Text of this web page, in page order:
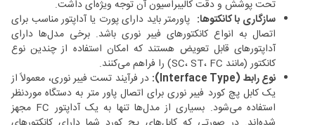
تحت پوشش و دقت کالیبراسیون آن توجه ویژه‌ای داشت.
سازگاری با کانکتوها: پاورمتر باید دارای پورت یا آداپتور مناسب برای
اتصال به انواع کانکتورهای فیبر نوری باشد. برخی مدل‌ها دارای
آداپتورهای قابل تعویض هستند که امکان استفاده از چندین نوع
کانکتور (مانند SC، ST، FC) را فراهم می‌کنند.
نوع رابط (Interface Type):
در فرآیند تست فیبر نوری، معمولاً از
یک کابل پچ کورد فیبر نوری برای اتصال پاور متر به دستگاه موردنظر
استفاده می‌شود. بسیاری از مدل‌ها تنها به یک آداپتور FC مجهز